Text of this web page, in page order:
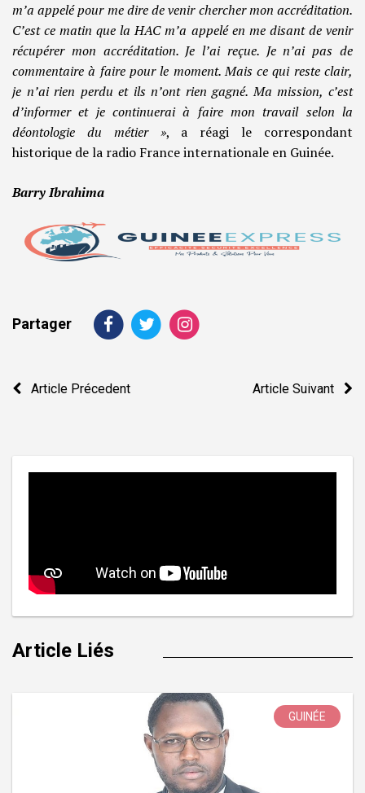
m’a appelé pour me dire de venir chercher mon accréditation.
C’est ce matin que la HAC m’a appelé en me disant de venir
récupérer mon accréditation. Je l’ai reçue. Je n’ai pas de
commentaire à faire pour le moment. Mais ce qui reste clair,
je n’ai rien perdu et ils n’ont rien gagné. Ma mission, c’est
d’informer et je continuerai à faire mon travail selon la
déontologie du métier », a réagi le correspondant
historique de la radio France internationale en Guinée.
Barry Ibrahima
Partager
Navigation
Article Précedent Article Suivant
Article Liés
GUINÉE